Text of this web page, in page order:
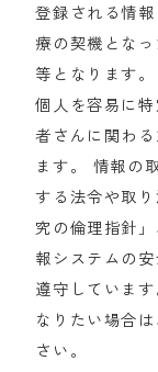
登録される情
療の契機とな
等となります
個人を容易に
者さんに関わ
ます。 情報の
する法令や取
究の倫理指針
報システムの
遵守していま
なりたい場合
さい。